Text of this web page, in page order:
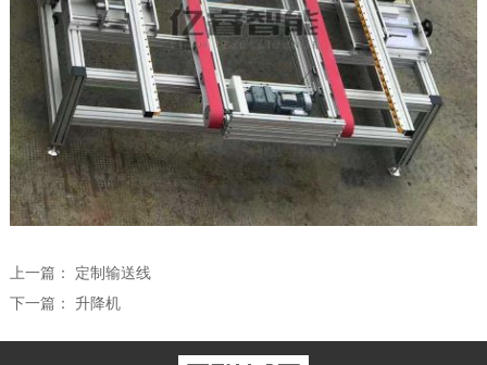
上一篇： 定制输送线
下一篇： 升降机